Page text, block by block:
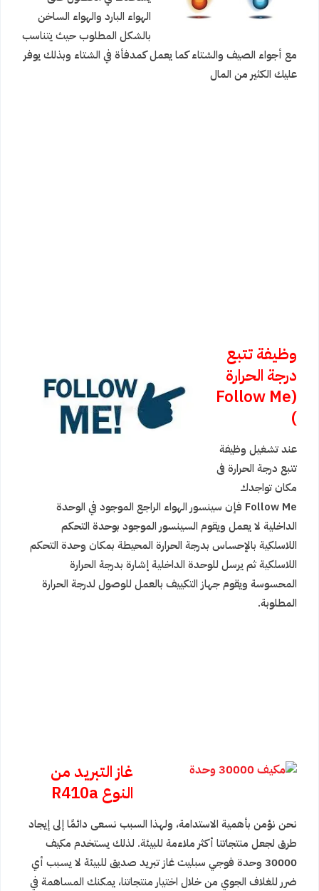
الهواء البارد والهواء الساخن
بالشكل المطلوب حيث يتناسب
مع أجواء الصيف والشتاء كما يعمل كمدفأة في الشتاء وبذلك يوفر
عليك الكثير من المال
وظيفة تتبع
درجة الحرارة
(Follow Me
)
عند تشغيل وظيفة
تتبع درجة الحرارة فى
مكان تواجدك
Follow Me فإن سينسور الهواء الراجع الموجود في الوحدة
الداخلية لا يعمل ويقوم السينسور الموجود بوحدة التحكم
اللاسلكية بالإحساس بدرجة الحرارة المحيطة بمكان وحدة التحكم
اللاسلكية ثم يرسل للوحدة الداخلية إشارة بدرجة الحرارة
المحسوسة ويقوم جهاز التكييف بالعمل للوصول لدرجة الحرارة
المطلوبة.
غاز التبريد من
النوع R410a
نحن نؤمن بأهمية الاستدامة، ولهذا السبب نسعى دائمًا إلى إيجاد
طرق لجعل منتجاتنا أكثر ملاءمة للبيئة. لذلك يستخدم مكيف
30000 وحدة فوجي سبليت غاز تبريد صديق للبيئة لا يسبب أي
ضرر للغلاف الجوي من خلال اختيار منتجاتنا، يمكنك المساهمة في